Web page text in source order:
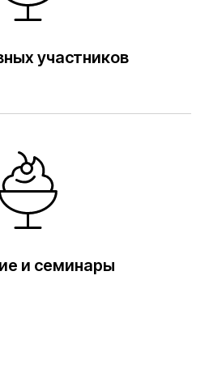
участников
и семинары